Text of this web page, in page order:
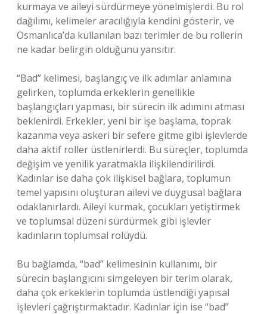
kurmaya ve aileyi sürdürmeye yönelmişlerdi. Bu rol
dağılımı, kelimeler aracılığıyla kendini gösterir, ve
Osmanlıca’da kullanılan bazı terimler de bu rollerin
ne kadar belirgin olduğunu yansıtır.
“Bad” kelimesi, başlangıç ve ilk adımlar anlamına
gelirken, toplumda erkeklerin genellikle
başlangıçları yapması, bir sürecin ilk adımını atması
beklenirdi. Erkekler, yeni bir işe başlama, toprak
kazanma veya askeri bir sefere gitme gibi işlevlerde
daha aktif roller üstlenirlerdi. Bu süreçler, toplumda
değişim ve yenilik yaratmakla ilişkilendirilirdi.
Kadınlar ise daha çok ilişkisel bağlara, toplumun
temel yapısını oluşturan ailevi ve duygusal bağlara
odaklanırlardı. Aileyi kurmak, çocukları yetiştirmek
ve toplumsal düzeni sürdürmek gibi işlevler
kadınların toplumsal rolüydü.
Bu bağlamda, “bad” kelimesinin kullanımı, bir
sürecin başlangıcını simgeleyen bir terim olarak,
daha çok erkeklerin toplumda üstlendiği yapısal
işlevleri çağrıştırmaktadır. Kadınlar için ise “bad”